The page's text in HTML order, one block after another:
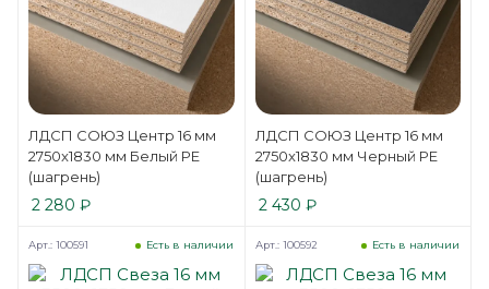
ЛДСП СОЮЗ Центр 16 мм
2750x1830 мм Белый РЕ
(шагрень)
2 280 ₽
ЛДСП СОЮЗ Центр 16 мм
2750x1830 мм Черный РЕ
(шагрень)
2 430 ₽
Есть в наличии
Арт.: 100591 Есть в наличии
Арт.: 100592